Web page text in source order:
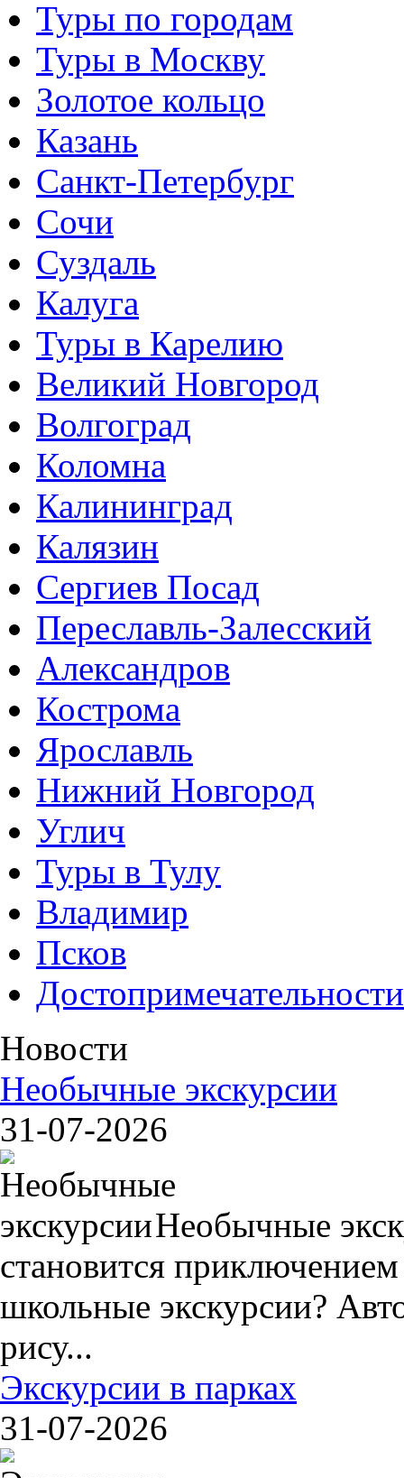
Туры по городам
Туры в Москву
Золотое кольцо
Казань
Санкт-Петербург
Сочи
Суздаль
Калуга
Туры в Карелию
Великий Новгород
Волгоград
Коломна
Калининград
Калязин
Сергиев Посад
Переславль-Залесский
Александров
Кострома
Ярославль
Нижний Новгород
Углич
Туры в Тулу
Владимир
Псков
Достопримечательности
Новости
Необычные экскурсии
31-07-2026
Необычные
становится
школьные экскурсии?
рису...
Экскурсии в парках
31-07-2026